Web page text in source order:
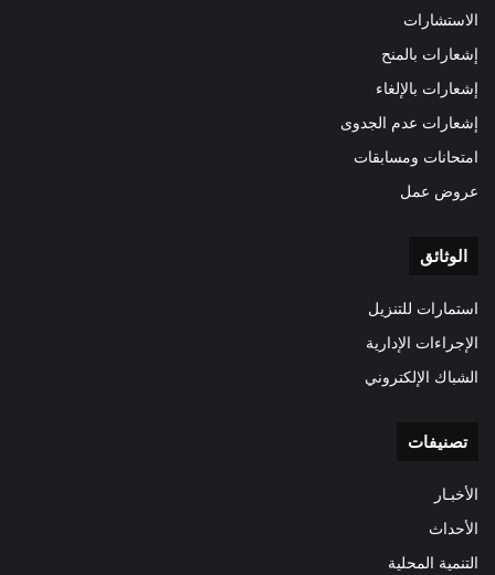
الاستشارات
إشعارات بالمنح
إشعارات بالإلغاء
إشعارات عدم الجدوى
امتحانات ومسابقات
عروض عمل
الوثائق
استمارات للتنزيل
الإجراءات الإدارية
الشباك الإلكتروني
تصنيفات
الأخبـار
الأحداث
التنمية المحلية